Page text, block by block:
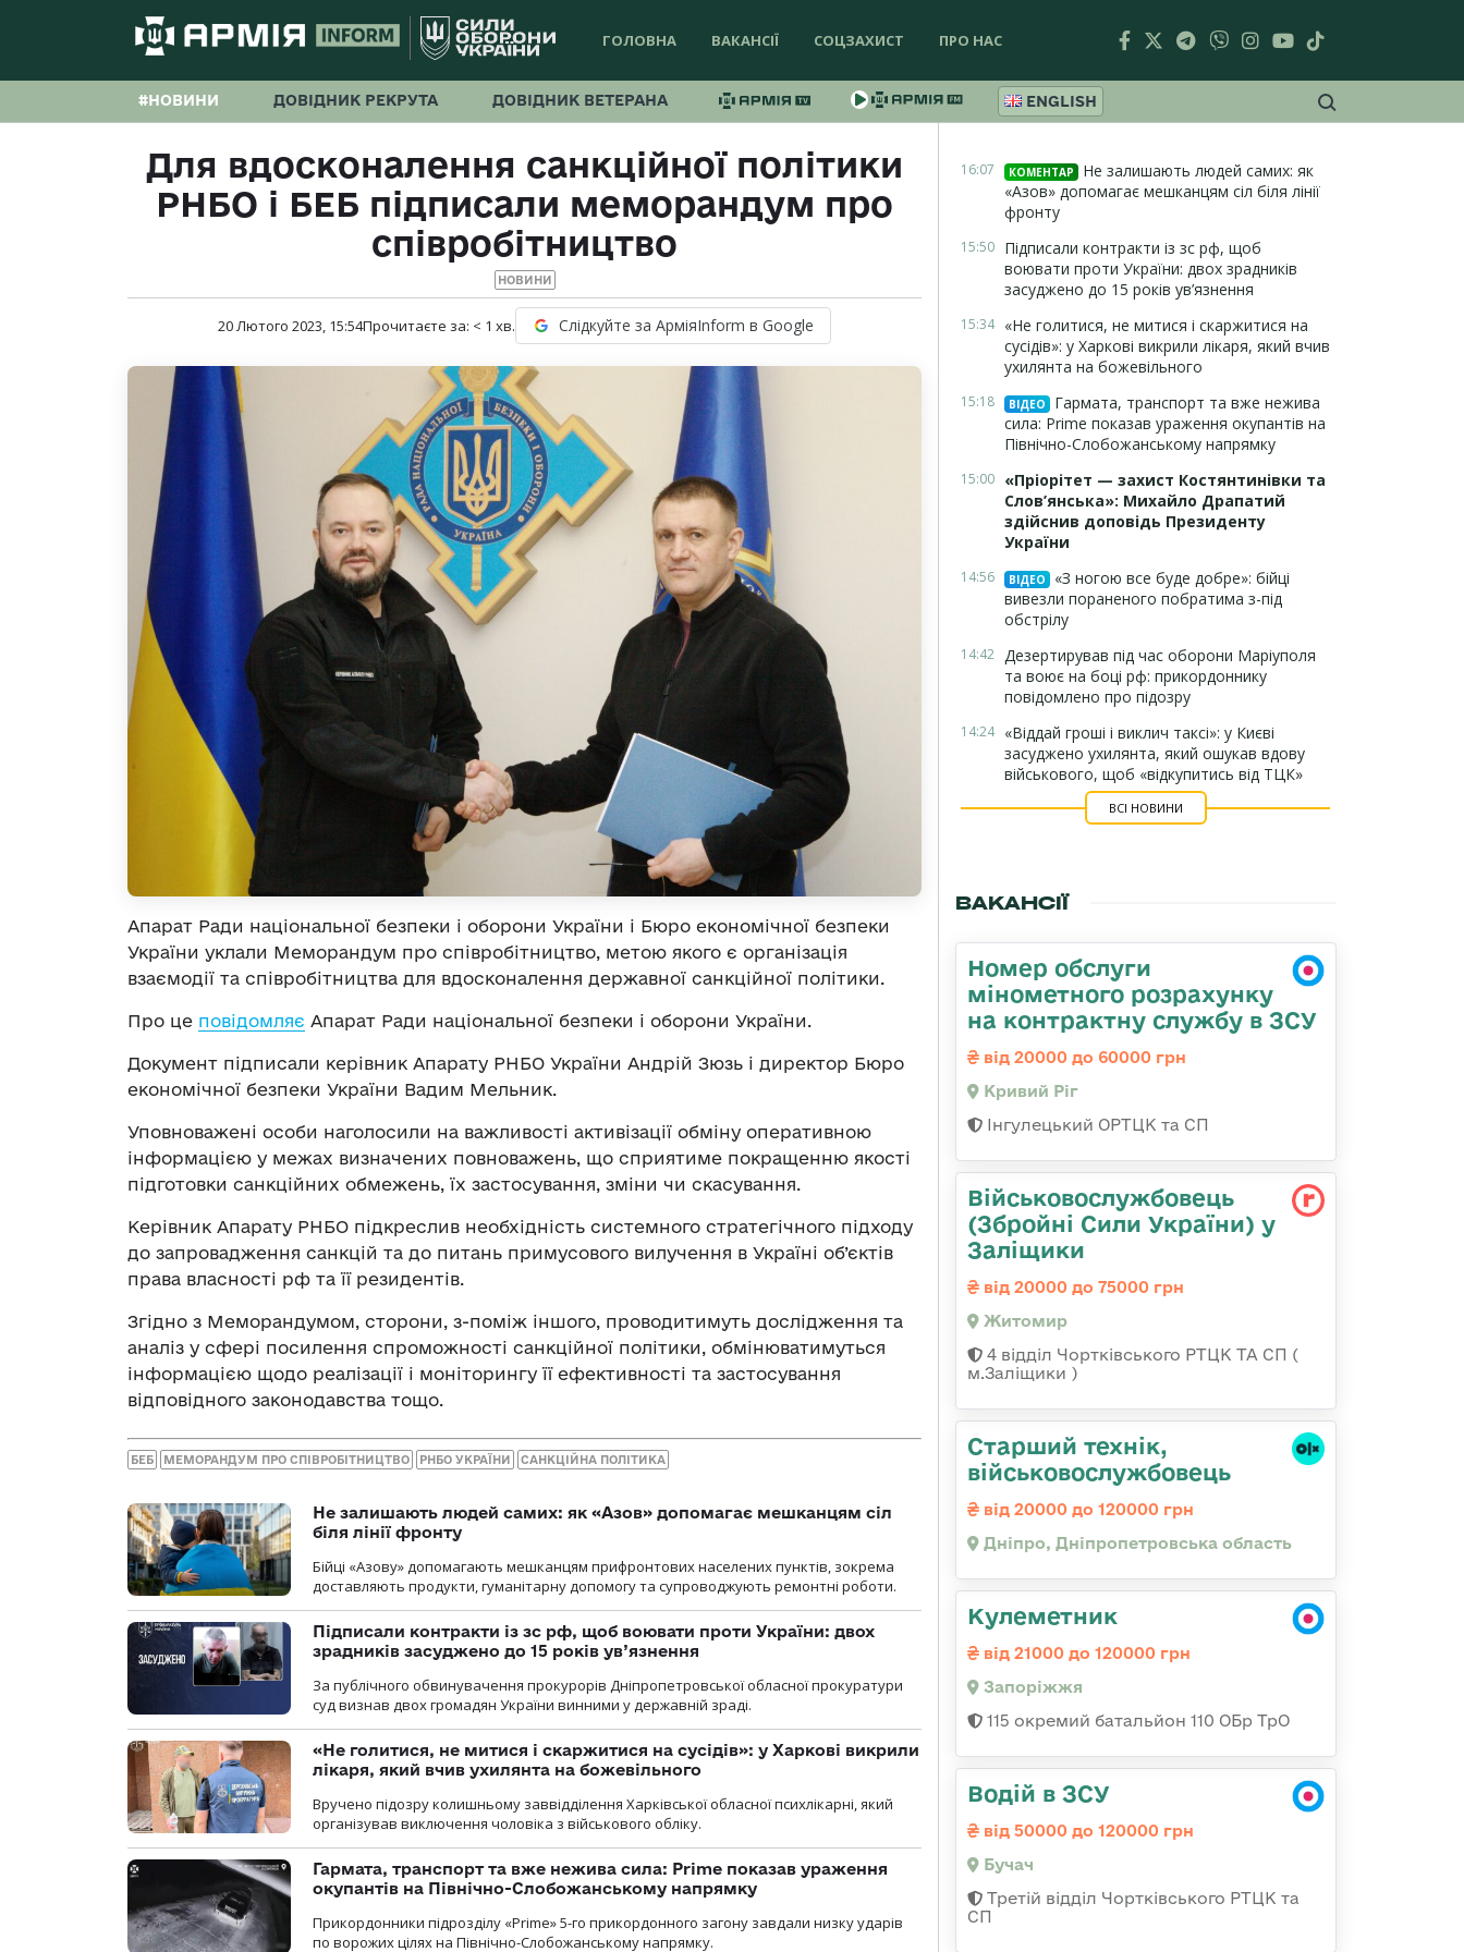
ГОЛОВНА ВАКАНСІЇ СОЦЗАХИСТ ПРО НАС
#НОВИНИ ДОВІДНИК РЕКРУТА ДОВІДНИК ВЕТЕРАНА ENGLISH
Для вдосконалення санкційної політики
РНБО і БЕБ підписали меморандум про
співробітництво
НОВИНИ
20 Лютого 2023, 15:54Прочитаєте за: < 1 хв. Слідкуйте за АрміяInform в Google
Апарат Ради національної безпеки і оборони України і Бюро економічної безпеки
України уклали Меморандум про співробітництво, метою якого є організація
взаємодії та співробітництва для вдосконалення державної санкційної політики.
Про це повідомляє Апарат Ради національної безпеки і оборони України.
Документ підписали керівник Апарату РНБО України Андрій Зюзь і директор Бюро
економічної безпеки України Вадим Мельник.
Уповноважені особи наголосили на важливості активізації обміну оперативною
інформацією у межах визначених повноважень, що сприятиме покращенню якості
підготовки санкційних обмежень, їх застосування, зміни чи скасування.
Керівник Апарату РНБО підкреслив необхідність системного стратегічного підходу
до запровадження санкцій та до питань примусового вилучення в Україні об’єктів
права власності рф та її резидентів.
Згідно з Меморандумом, сторони, з-поміж іншого, проводитимуть дослідження та
аналіз у сфері посилення спроможності санкційної політики, обмінюватимуться
інформацією щодо реалізації і моніторингу її ефективності та застосування
відповідного законодавства тощо.
БЕБ МЕМОРАНДУМ ПРО СПІВРОБІТНИЦТВО РНБО УКРАЇНИ САНКЦІЙНА ПОЛІТИКА
Не залишають людей самих: як «Азов» допомагає мешканцям сіл
біля лінії фронту
Бійці «Азову» допомагають мешканцям прифронтових населених пунктів, зокрема
доставляють продукти, гуманітарну допомогу та супроводжують ремонтні роботи.
Підписали контракти із зс рф, щоб воювати проти України: двох
зрадників засуджено до 15 років ув’язнення
За публічного обвинувачення прокурорів Дніпропетровської обласної прокуратури
суд визнав двох громадян України винними у державній зраді.
«Не голитися, не митися і скаржитися на сусідів»: у Харкові викрили
лікаря, який вчив ухилянта на божевільного
Вручено підозру колишньому заввідділення Харківської обласної психлікарні, який
організував виключення чоловіка з військового обліку.
Гармата, транспорт та вже нежива сила: Prime показав ураження
окупантів на Північно-Слобожанському напрямку
Прикордонники підрозділу «Prime» 5-го прикордонного загону завдали низку ударів
по ворожих цілях на Північно-Слобожанському напрямку.
16:07 КОМЕНТАР
Не залишають людей самих: як
«Азов» допомагає мешканцям сіл біля лінії
фронту
15:50 Підписали контракти із зс рф, щоб
воювати проти України: двох зрадників
засуджено до 15 років ув’язнення
15:34 «Не голитися, не митися і скаржитися на
сусідів»: у Харкові викрили лікаря, який вчив
ухилянта на божевільного
15:18 ВІДЕО
Гармата, транспорт та вже нежива
сила: Prime показав ураження окупантів на
Північно-Слобожанському напрямку
15:00 «Пріорітет — захист Костянтинівки та
Слов’янська»: Михайло Драпатий
здійснив доповідь Президенту
України
14:56 ВІДЕО
«З ногою все буде добре»: бійці
вивезли пораненого побратима з-під
обстрілу
14:42 Дезертирував під час оборони Маріуполя
та воює на боці рф: прикордоннику
повідомлено про підозру
14:24 «Віддай гроші і виклич таксі»: у Києві
засуджено ухилянта, який ошукав вдову
військового, щоб «відкупитись від ТЦК»
ВСІ НОВИНИ
ВАКАНСІЇ
Номер обслуги
мінометного розрахунку
на контрактну службу в ЗСУ
від 20000 до 60000 грн
Кривий Ріг
Інгулецький ОРТЦК та СП
Військовослужбовець
(Збройні Сили України) у
Заліщики
від 20000 до 75000 грн
Житомир
4 відділ Чортківського РТЦК ТА СП (
м.Заліщики )
Старший технік,
військовослужбовець
від 20000 до 120000 грн
Дніпро, Дніпропетровська область
Кулеметник
від 21000 до 120000 грн
Запоріжжя
115 окремий батальйон 110 ОБр ТрО
Водій в ЗСУ
від 50000 до 120000 грн
Бучач
Третій відділ Чортківського РТЦК та
СП